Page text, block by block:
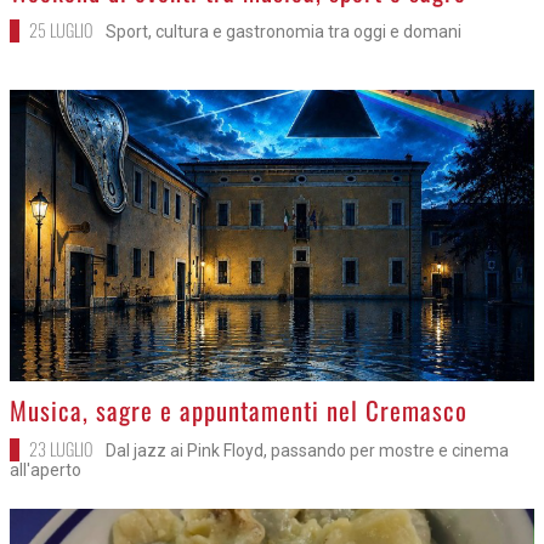
25 LUGLIO Sport, cultura e gastronomia tra oggi e domani
>Musica, sagre e appuntamenti nel Cremasco
23 LUGLIO
Dal jazz ai Pink Floyd, passando per mostre e cinema
all'aperto